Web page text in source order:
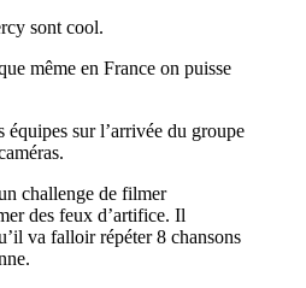
sont cool.
même en France on puisse
sur l’arrivée du groupe
challenge de filmer
des feux d’artifice. Il
va falloir répéter 8 chansons